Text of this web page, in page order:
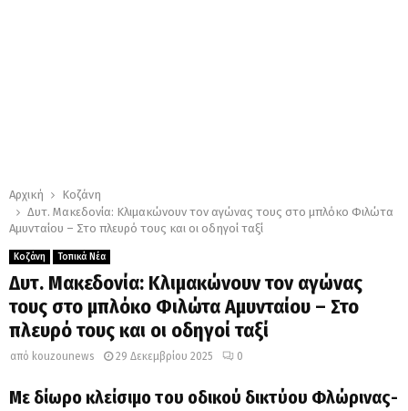
Αρχική
Κοζάνη
Δυτ. Μακεδονία: Κλιμακώνουν τον αγώνας τους στο μπλόκο Φιλώτα
Αμυνταίου – Στο πλευρό τους και οι οδηγοί ταξί
Κοζάνη Τοπικά Νέα
Δυτ. Μακεδονία: Κλιμακώνουν τον αγώνας
τους στο μπλόκο Φιλώτα Αμυνταίου – Στο
πλευρό τους και οι οδηγοί ταξί
από kouzounews 29 Δεκεμβρίου 2025 0
Με δίωρο κλείσιμο του οδικού δικτύου Φλώρινας-